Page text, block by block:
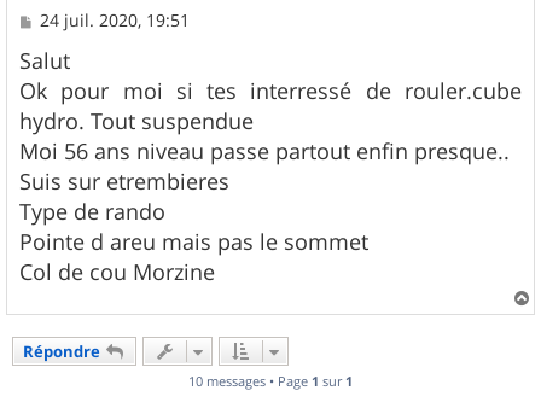
M
s
s
a
g
e
24 juil. 2020, 19:51
Salut
Ok pour moi si tes interressé de rouler.cube
hydro. Tout suspendue
Moi 56 ans niveau passe partout enfin presque..
Suis sur etrembieres
Type de rando
Pointe d areu mais pas le sommet
Col de cou Morzine
a
Répondre
10 messages • Page 1 sur 1